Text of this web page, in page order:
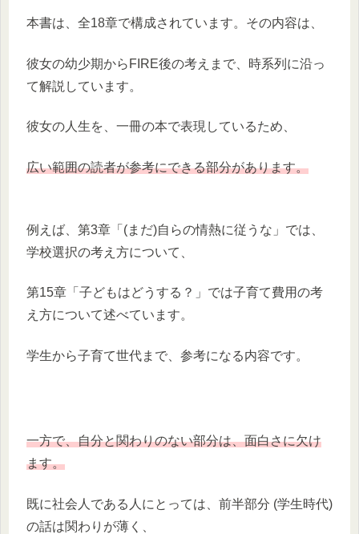
本書は、全18章で構成されています。その内容は、
彼女の幼少期からFIRE後の考えまで、時系列に沿っ
て解説しています。
彼女の人生を、一冊の本で表現しているため、
広い範囲の読者が参考にできる部分があります。
例えば、第3章「(まだ)自らの情熱に従うな」では、
学校選択の考え方について、
第15章「子どもはどうする？」では子育て費用の考
え方について述べています。
学生から子育て世代まで、参考になる内容です。
一方で、自分と関わりのない部分は、面白さに欠け
ます。
既に社会人である人にとっては、前半部分 (学生時代)
の話は関わりが薄く、